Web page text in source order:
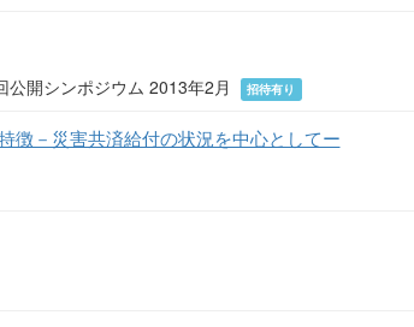
開シンポジウム 2013年2月
招待有り
徴－災害共済給付の状況を中心としてー